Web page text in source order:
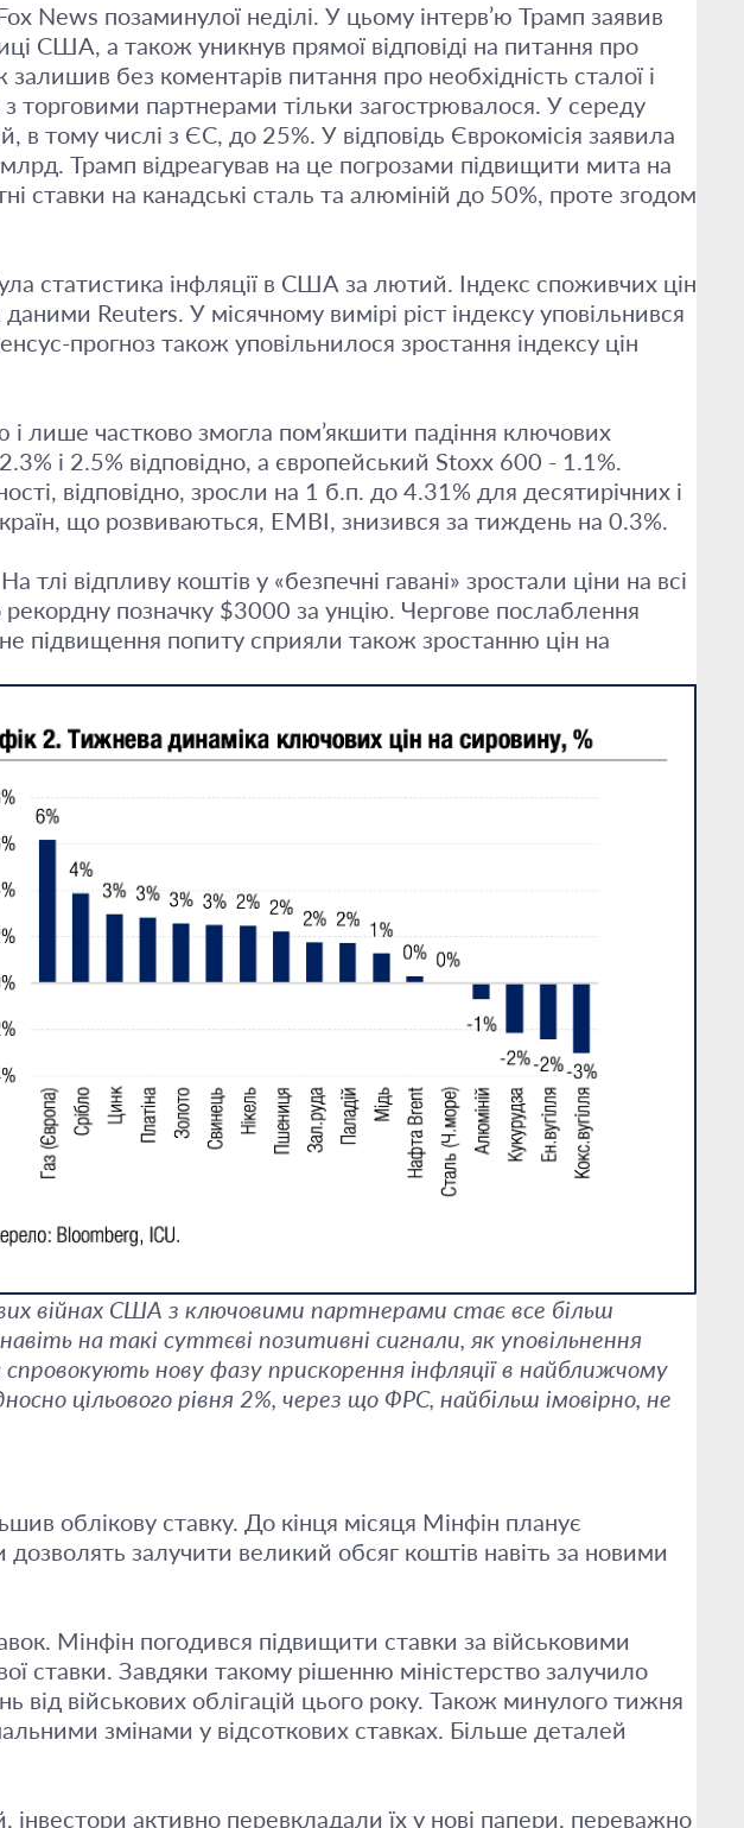
News позаминулої неділі. У цьому інтерв’ю Трамп заявив
США, а також уникнув прямої відповіді на питання про
без коментарів питання про необхідність сталої і
партнерами тільки загострювалося. У середу
тому числі з ЄС, до 25%. У відповідь Єврокомісія заявила
Трамп відреагував на це погрозами підвищити мита на
ставки на канадські сталь та алюміній до 50%, проте згодом
статистика інфляції в США за лютий. Індекс споживчих цін
Reuters. У місячному вимірі ріст індексу уповільнився
прогноз також уповільнилося зростання індексу цін
і лише частково змогла пом’якшити падіння ключових
і 2.5% відповідно, а європейський Stoxx 600 - 1.1%.
відповідно, зросли на 1 б.п. до 4.31% для десятирічних і
що розвиваються, EMBI, знизився за тиждень на 0.3%.
відпливу коштів у «безпечні гавані» зростали ціни на всі
позначку $3000 за унцію. Чергове послаблення
підвищення попиту сприяли також зростанню цін на
війнах США з ключовими партнерами стає все більш
на такі суттєві позитивні сигнали, як уповільнення
нову фазу прискорення інфляції в найближчому
цільового рівня 2%, через що ФРС, найбільш імовірно, не
облікову ставку. До кінця місяця Мінфін планує
залучити великий обсяг коштів навіть за новими
Мінфін погодився підвищити ставки за військовими
ставки. Завдяки такому рішенню міністерство залучило
військових облігацій цього року. Також минулого тижня
змінами у відсоткових ставках. Більше деталей
активно перевкладали їх у нові папери, переважно